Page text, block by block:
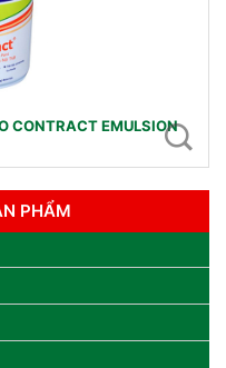
CONTRACT EMULSION
PHẨM